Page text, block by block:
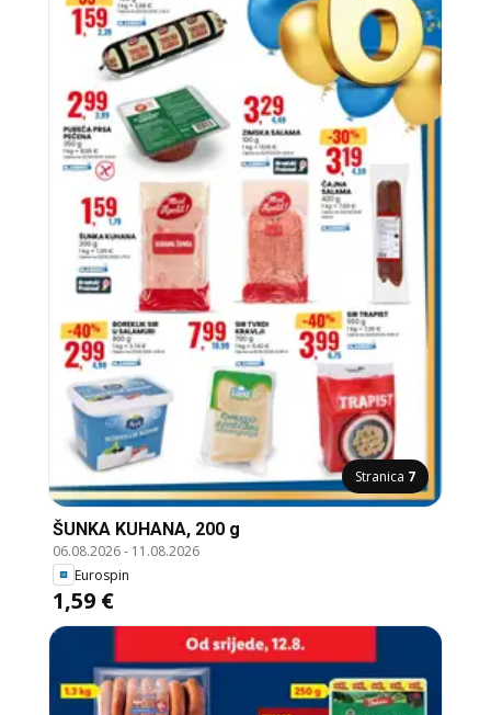
Stranica 7
ŠUNKA KUHANA, 200 g
06.08.2026- 11.08.2026
Eurospin
1,59 €